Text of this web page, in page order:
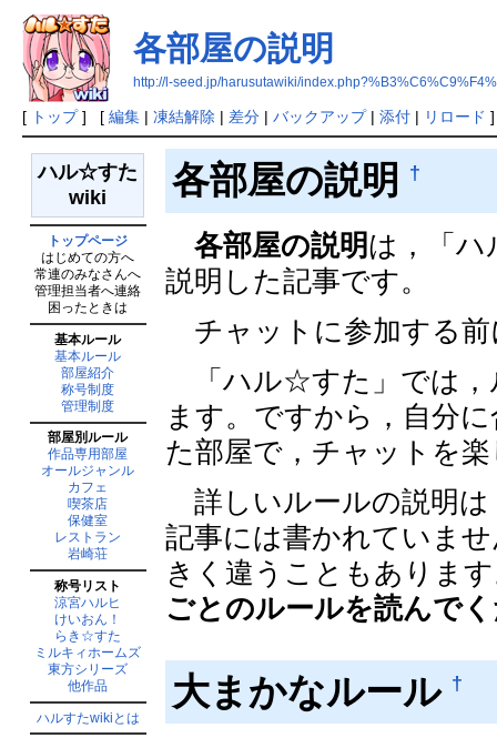
各部屋の説明
http://l-seed.jp/harusutawiki/
[ トップ] [ 編集| 凍結解除 | 差分| バックアップ| 添付| リロード
ハル☆すた
wiki
トップページ
はじめての方へ
常連のみなさんへ
管理担当者へ連絡
困ったときは
基本ルール
基本ルール
部屋紹介
称号制度
管理制度
部屋別ルール
作品専用部屋
オールジャンル
カフェ
喫茶店
保健室
レストラン
岩崎荘
称号リスト
涼宮ハルヒ
けいおん！
らき☆すた
ミルキィホームズ
東方シリーズ
他作品
ハルすたwikiとは
各部屋の説明 †
各部屋の説明は，「
説明した記事です。
チャットに参加する前
「ハル☆すた」では，
ます。ですから，自分
た部屋で，チャットを
詳しいルールの説明は
記事には書かれていま
きく違うこともありま
ごとのルールを読んで
大まかなルール †